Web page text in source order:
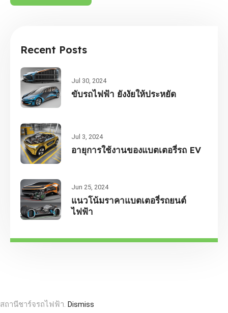
Recent Posts
Jul 30, 2024
ขับรถไฟฟ้า ยังงัยให้ประหยัด
Jul 3, 2024
อายุการใช้งานของแบตเตอรี่รถ EV
Jun 25, 2024
แนวโน้มราคาแบตเตอรี่รถยนต์
ไฟฟ้า
สถานีชาร์จรถไฟฟ้า. Dismiss